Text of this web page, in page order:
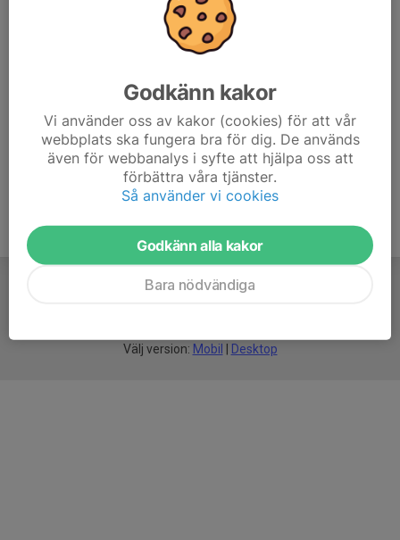
Välj version: Mobil Desktop
Godkänn kakor
Vi använder oss av kakor (cookies) för att vår
webbplats ska fungera bra för dig. De används
även för webbanalys i syfte att hjälpa oss att
förbättra våra tjänster.
Så använder vi cookies
Godkänn alla kakor
Bara nödvändiga